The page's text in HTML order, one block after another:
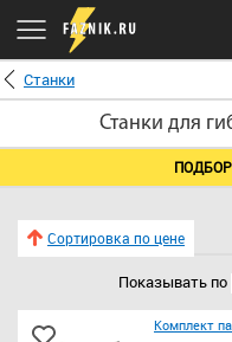
Станки
Станки для
Сортировка по цене
Показывать по
Комплект